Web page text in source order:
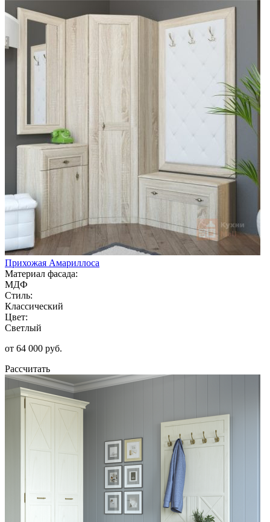
Прихожая Амариллоса
Материал фасада:
МДФ
Стиль:
Классический
Цвет:
Светлый
от 64 000 руб.
Рассчитать